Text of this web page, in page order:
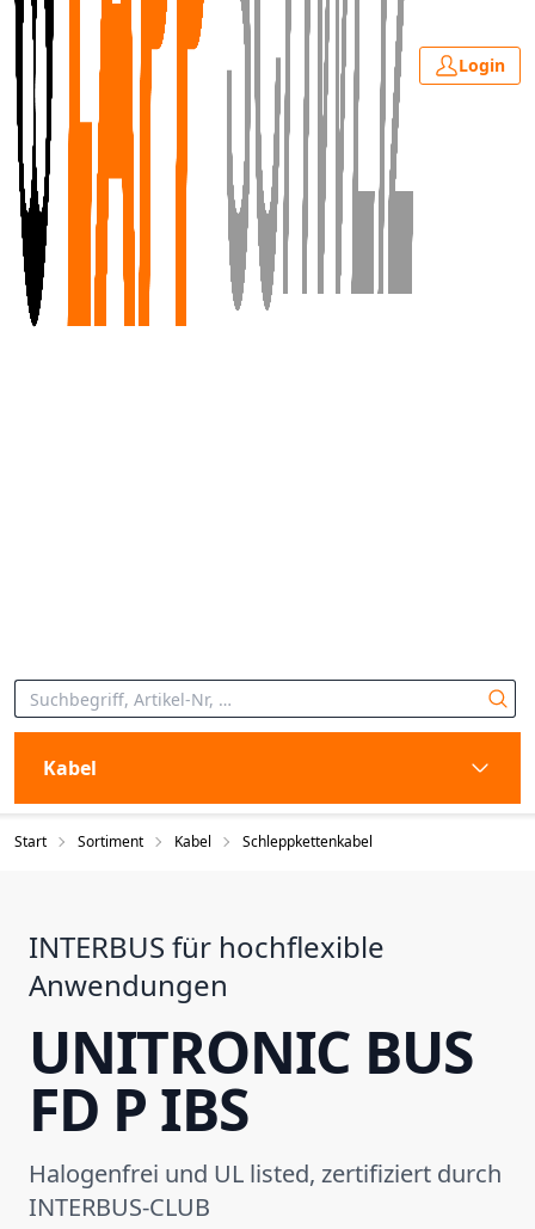
Login
Kabel
Start Sortiment Kabel Schleppkettenkabel
INTERBUS für hochflexible
Anwendungen
UNITRONIC BUS
FD P IBS
Halogenfrei und UL listed, zertifiziert durch
INTERBUS-CLUB